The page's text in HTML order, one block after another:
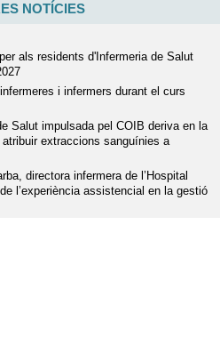
NOTÍCIES
als residents d'Infermeria de Salut
i infermers durant el curs
Salut impulsada pel COIB deriva en la
extraccions sanguínies a
directora infermera de l’Hospital
l’experiència assistencial en la gestió